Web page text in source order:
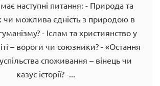
наступні питання: - Природа та
чи можлива єдність з природою в
- Іслам та християнство у
– вороги чи союзники? - «Остання
споживання – вінець чи
казус історії? -...